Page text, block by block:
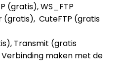
(gratis), WS_FTP
(gratis), CuteFTP (gratis
Transmit (gratis
maken met de